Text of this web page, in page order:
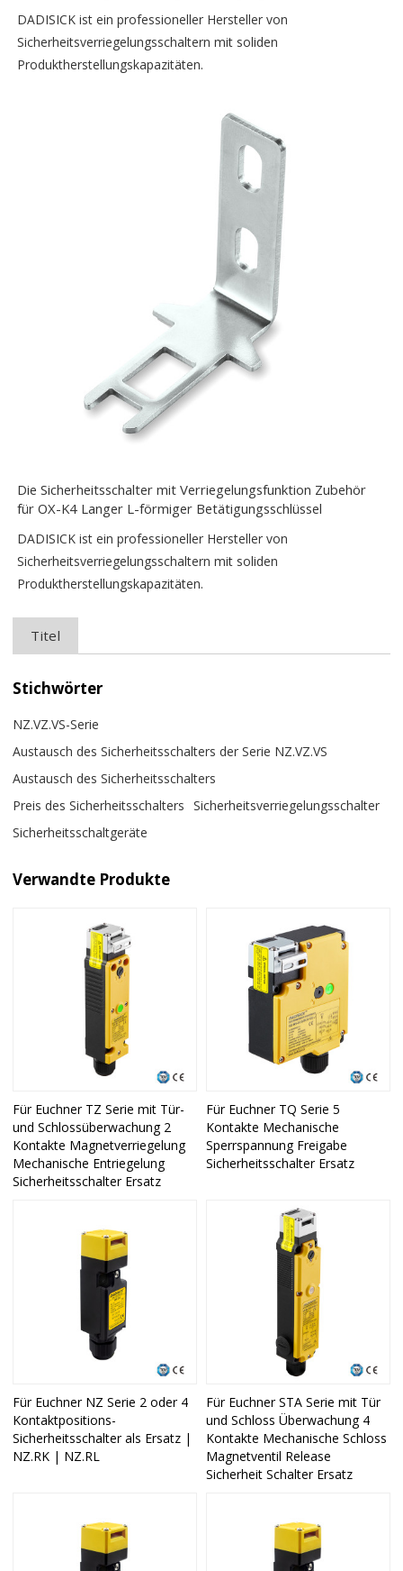
DADISICK ist ein professioneller Hersteller von
Sicherheitsverriegelungsschaltern mit soliden
Produktherstellungskapazitäten.
Die Sicherheitsschalter mit Verriegelungsfunktion Zubehör
für OX-K4 Langer L-förmiger Betätigungsschlüssel
DADISICK ist ein professioneller Hersteller von
Sicherheitsverriegelungsschaltern mit soliden
Produktherstellungskapazitäten.
Titel
Stichwörter
NZ.VZ.VS-Serie
Austausch des Sicherheitsschalters der Serie NZ.VZ.VS
Austausch des Sicherheitsschalters
Preis des Sicherheitsschalters
Sicherheitsverriegelungsschalter
Sicherheitsschaltgeräte
Verwandte Produkte
Für Euchner TZ Serie mit Tür-
und Schlossüberwachung 2
Kontakte Magnetverriegelung
Mechanische Entriegelung
Sicherheitsschalter Ersatz
Für Euchner TQ Serie 5
Kontakte Mechanische
Sperrspannung Freigabe
Sicherheitsschalter Ersatz
Für Euchner NZ Serie 2 oder 4
Kontaktpositions-
Sicherheitsschalter als Ersatz |
NZ.RK | NZ.RL
Für Euchner STA Serie mit Tür
und Schloss Überwachung 4
Kontakte Mechanische Schloss
Magnetventil Release
Sicherheit Schalter Ersatz